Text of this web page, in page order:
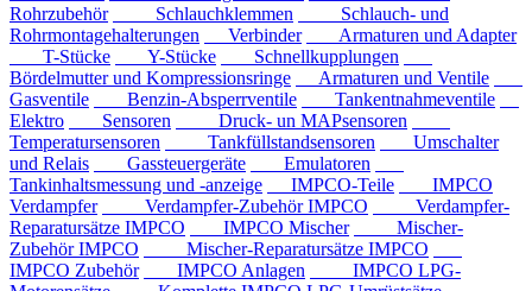
Rohrzubehör
Schlauchklemmen
Schlauch- und
Rohrmontagehalterungen
Verbinder
Armaturen und Adapter
T-Stücke
Y-Stücke
Schnellkupplungen
Bördelmutter und Kompressionsringe
Armaturen und Ventile
Gasventile
Benzin-Absperrventile
Tankentnahmeventile
Elektro
Sensoren
Druck- un MAPsensoren
Temperatursensoren
Tankfüllstandsensoren
Umschalter
und Relais
Gassteuergeräte
Emulatoren
Tankinhaltsmessung und -anzeige
IMPCO-Teile
IMPCO
Verdampfer
Verdampfer-Zubehör IMPCO
Verdampfer-
Reparatursätze IMPCO
IMPCO Mischer
Mischer-
Zubehör IMPCO
Mischer-Reparatursätze IMPCO
IMPCO Zubehör
IMPCO Anlagen
IMPCO LPG-